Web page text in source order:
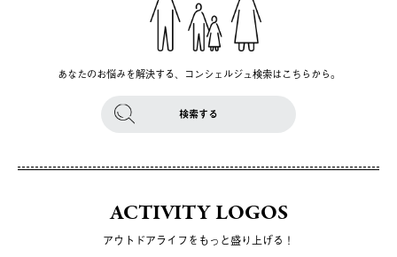
あなたのお悩みを解決する、コンシェルジュ検索はこちらから。
検索する
ACTIVITY LOGOS
アウトドアライフをもっと盛り上げる！